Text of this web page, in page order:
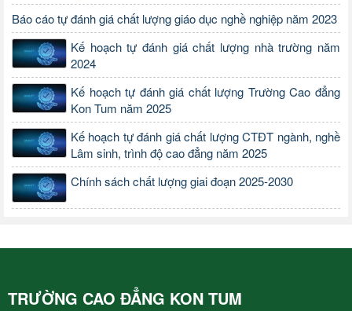
Báo cáo tự đánh giá chất lượng giáo dục nghề nghiệp năm 2023
Kế hoạch tự đánh giá chất lượng nhà trường năm
2024
Kế hoạch tự đánh giá chất lượng Trường Cao đẳng
Kon Tum năm 2025
Kế hoạch tự đánh giá chất lượng CTĐT ngành, nghề
Lâm sinh, trình độ cao đẳng năm 2025
Chính sách chất lượng giai đoạn 2025-2030
TRƯỜNG CAO ĐẲNG KON TUM